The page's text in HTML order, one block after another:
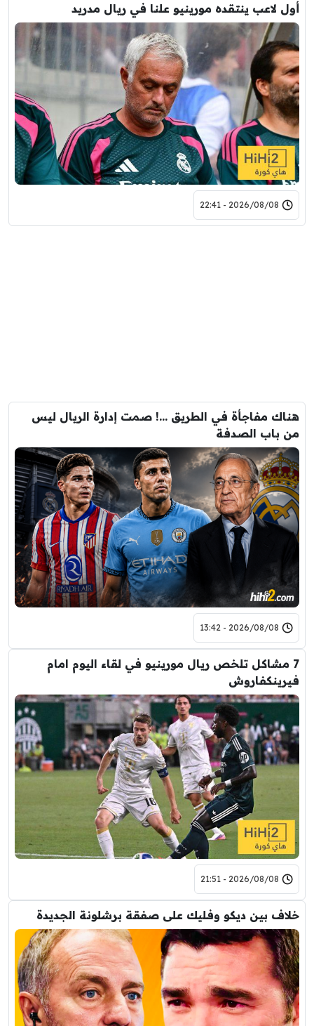
أول لاعب ينتقده مورينيو علنا في ريال مدريد
2026/08/08 - 22:41
هناك مفاجأة في الطريق …! صمت إدارة الريال ليس
من باب الصدفة
2026/08/08 - 13:42
7 مشاكل تلخص ريال مورينيو في لقاء اليوم امام
فيرينكفاروش
2026/08/08 - 21:51
خلاف بين ديكو وفليك على صفقة برشلونة الجديدة